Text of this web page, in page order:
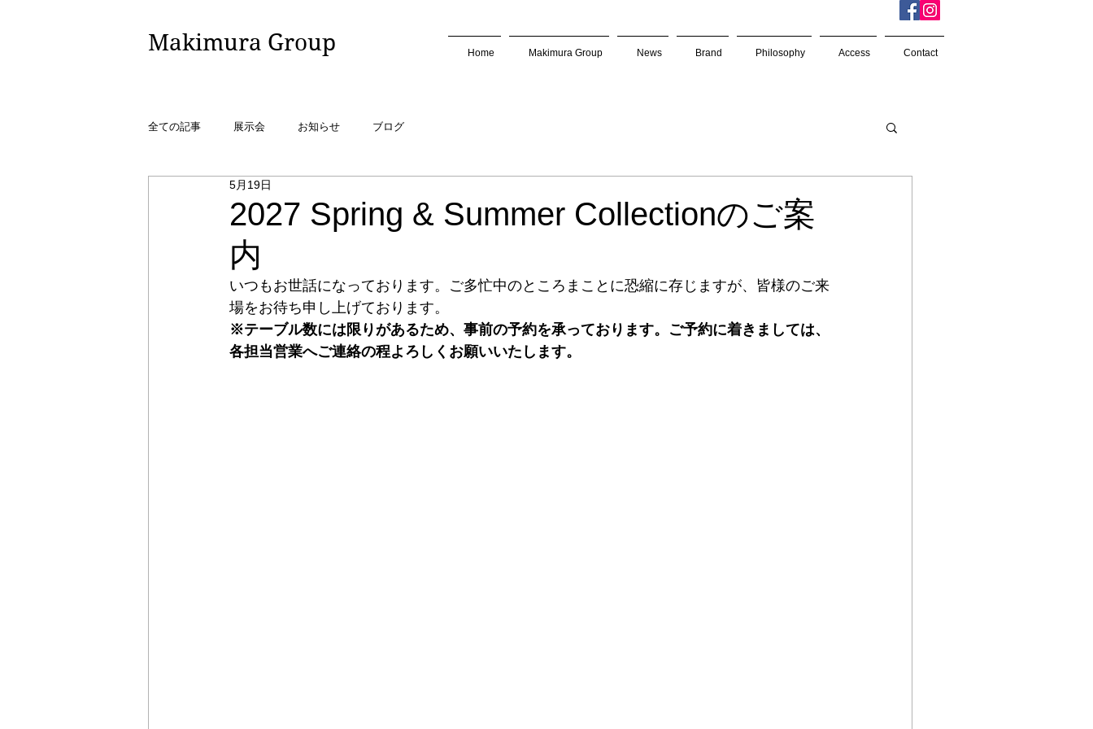
​Makimura Group Home Makimura Group News Brand Philosophy Access Contact
全ての記事 展示会 お知らせ ブログ
2027 Spring & Summer Collectionのご案
内
5月19日
いつもお世話になっております。ご多忙中のところまことに恐縮に存じますが、皆様のご来
場をお待ち申し上げております。
※テーブル数には限りがあるため、事前の予約を承っております。ご予約に着きましては、
各担当営業へご連絡の程よろしくお願いいたします。